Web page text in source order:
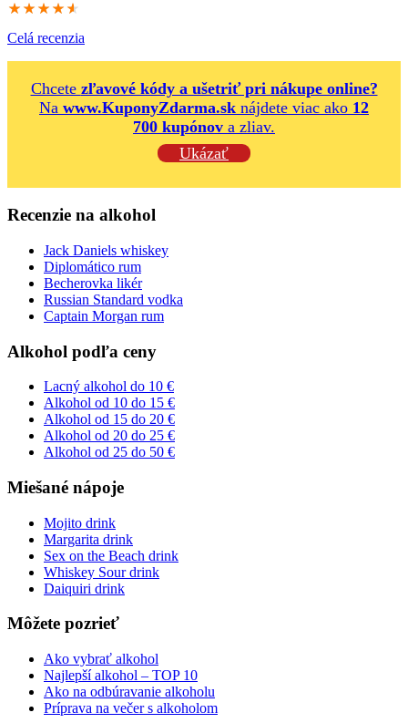
91.6666666667
Celá recenzia
Chcete zľavové kódy a ušetriť pri nákupe online?
Na www.KuponyZdarma.sk nájdete viac ako 12
700 kupónov a zliav.
Ukázať
Recenzie na alkohol
Jack Daniels whiskey
Diplomático rum
Becherovka likér
Russian Standard vodka
Captain Morgan rum
Alkohol podľa ceny
Lacný alkohol do 10 €
Alkohol od 10 do 15 €
Alkohol od 15 do 20 €
Alkohol od 20 do 25 €
Alkohol od 25 do 50 €
Miešané nápoje
Mojito drink
Margarita drink
Sex on the Beach drink
Whiskey Sour drink
Daiquiri drink
Môžete pozrieť
Ako vybrať alkohol
Najlepší alkohol – TOP 10
Ako na odbúravanie alkoholu
Príprava na večer s alkoholom